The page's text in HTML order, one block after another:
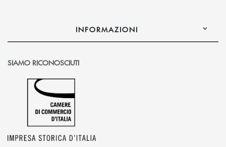
INFORMAZIONI
SIAMO RICONOSCIUTI